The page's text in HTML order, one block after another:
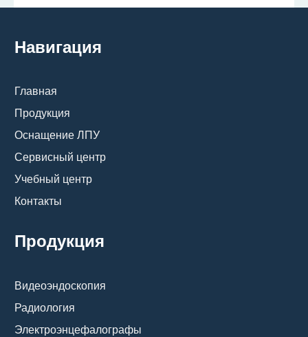
Навигация
Главная
Продукция
Оснащение ЛПУ
Сервисный центр
Учебный центр
Контакты
Продукция
Видеоэндоскопия
Радиология
Электроэнцефалографы